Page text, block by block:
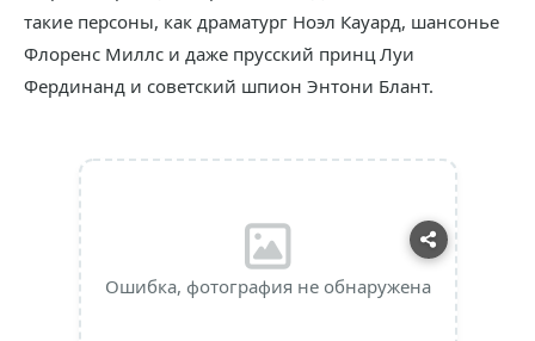
такие персоны, как драматург Ноэл Кауард, шансонье
Флоренс Миллс и даже прусский принц Луи
Фердинанд и советский шпион Энтони Блант.
Ошибка, фотография не обнаружена